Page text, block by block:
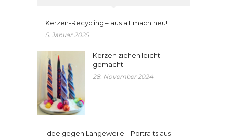
Kerzen-Recycling – aus alt mach neu!
5. Januar 2025
Kerzen ziehen leicht
gemacht
28. November 2024
Idee gegen Langeweile – Portraits aus